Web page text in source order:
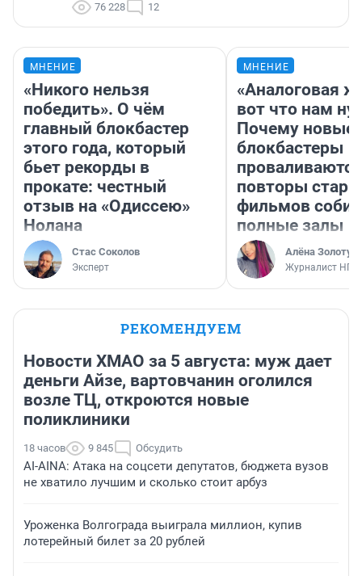
76 228 12
МНЕНИЕ
«Никого нельзя
победить». О чём
главный блокбастер
этого года, который
бьет рекорды в
прокате: честный
отзыв на «Одиссею»
Нолана
Стас Соколов
Эксперт
МНЕНИЕ
«Аналоговая
вот что нам
Почему новые
блокбастеры
повторы
фильмов
полные залы
Алёна
Журналист НГС
РЕКОМЕНДУЕМ
Новости ХМАО за 5 августа: муж дает
деньги Айзе, вартовчанин оголился
возле ТЦ, откроются новые
поликлиники
18 часов 9 845 Обсудить
AI-AINA: Атака на соцсети депутатов, бюджета вузов
не хватило лучшим и сколько стоит арбуз
Уроженка Волгограда выиграла миллион, купив
лотерейный билет за 20 рублей